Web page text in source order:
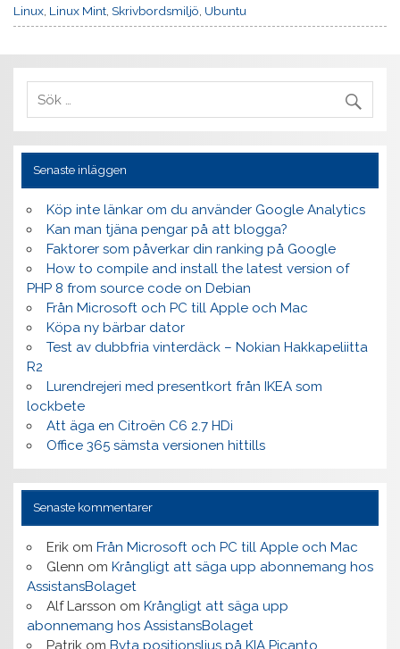
Linux Linux Mint ,Skrivbordsmiljö Ubuntu
Senaste inläggen
Köp inte länkar om du använder Google Analytics
Kan man tjäna pengar på att blogga?
Faktorer som påverkar din ranking på Google
How to compile and install the latest version of
PHP 8 from source code on Debian
Från Microsoft och PC till Apple och Mac
Köpa ny bärbar dator
Test av dubbfria vinterdäck – Nokian Hakkapeliitta
R2
Lurendrejeri med presentkort från IKEA som
lockbete
Att äga en Citroën C6 2.7 HDi
Office 365 sämsta versionen hittills
Senaste kommentarer
Erikom Från Microsoft och PC till Apple och Mac
Glenn om Krångligt att säga upp abonnemang hos
AssistansBolaget
Alf Larsson om Krångligt att säga upp
abonnemang hos AssistansBolaget
Patrikom Byta positionsljus på KIA Picanto